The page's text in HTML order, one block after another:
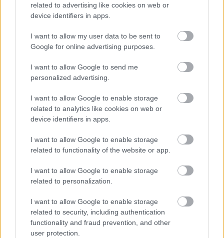
related to advertising like cookies on web or
device identifiers in apps.
I want to allow my user data to be sent to
Google for online advertising purposes.
I want to allow Google to send me
personalized advertising.
I want to allow Google to enable storage
related to analytics like cookies on web or
device identifiers in apps.
I want to allow Google to enable storage
related to functionality of the website or app.
I want to allow Google to enable storage
related to personalization.
I want to allow Google to enable storage
related to security, including authentication
functionality and fraud prevention, and other
user protection.
komoly tapasztalattal rendelkezik, még ha az F1-
Zéró kifogás az Alpine-nál, a
McLaren és a Ferrari a
célkeresztben
FORMA-1
Kellemetlen meglepetés érte a
nyári szünetben a Forma–1-es
pilótát
FORMA-1
Döbbenetes adatgyűjtéssel
döntött a Ferrari Sainz és Ricciardo